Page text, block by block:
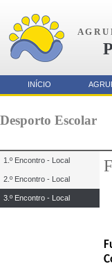
A G R
Parcerias
Desporto Escolar
1.º Encontro - Local
2.º Encontro - Local
3.º Encontro - Local
INÍCIO